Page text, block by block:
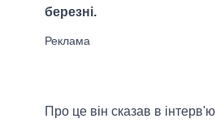
березні.
Про це він сказав в інтерв'ю